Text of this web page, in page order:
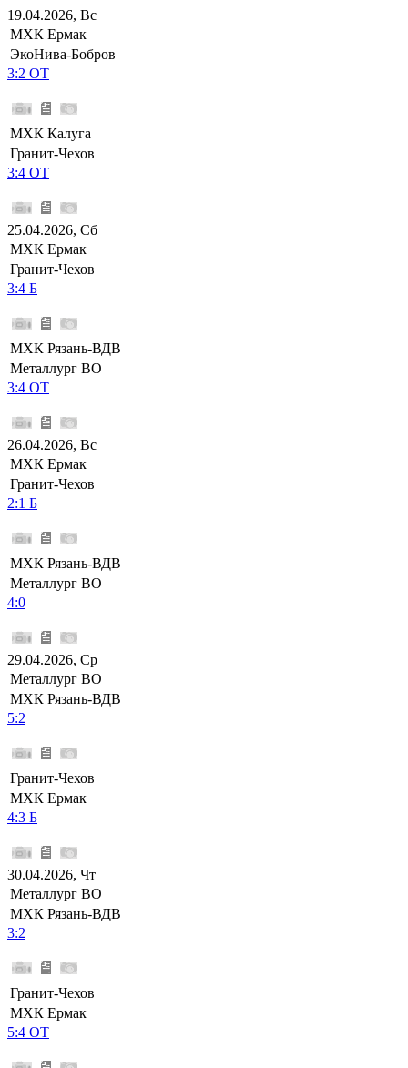
19.04.2026, Вс
МХК Ермак
ЭкоНива-Бобров
3:2 ОТ
МХК Калуга
Гранит-Чехов
3:4 ОТ
25.04.2026, Сб
МХК Ермак
Гранит-Чехов
3:4 Б
МХК Рязань-ВДВ
Металлург ВО
3:4 ОТ
26.04.2026, Вс
МХК Ермак
Гранит-Чехов
2:1 Б
МХК Рязань-ВДВ
Металлург ВО
4:0
29.04.2026, Ср
Металлург ВО
МХК Рязань-ВДВ
5:2
Гранит-Чехов
МХК Ермак
4:3 Б
30.04.2026, Чт
Металлург ВО
МХК Рязань-ВДВ
3:2
Гранит-Чехов
МХК Ермак
5:4 ОТ